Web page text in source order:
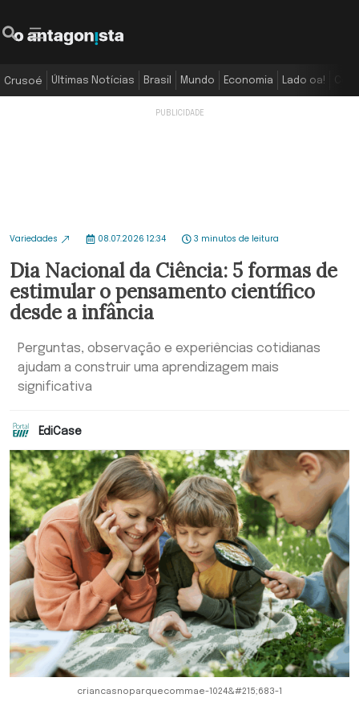
Crusoé Últimas Notícias Brasil Mundo Economia Lado oa!
Variedades 08.07.2026 12:34 3 minutos de leitura
Dia Nacional da Ciência: 5 formas de
estimular o pensamento científico
desde a infância
Perguntas, observação e experiências cotidianas
ajudam a construir uma aprendizagem mais
significativa
EdiCase
criancasnoparquecommae-1024&#215;683-1